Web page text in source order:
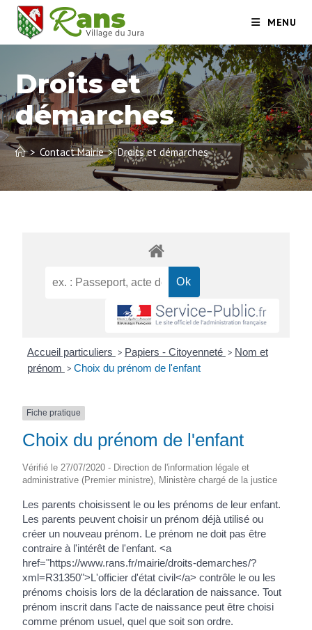
MENU
Droits et
démarches
> Contact Mairie > Droits et démarches
Accueil particuliers > Papiers - Citoyenneté > Nom et
prénom > Choix du prénom de l'enfant
Fiche pratique
Choix du prénom de l'enfant
Vérifié le 27/07/2020 - Direction de l'information légale et
administrative (Premier ministre), Ministère chargé de la justice
Les parents choisissent le ou les prénoms de leur enfant.
Les parents peuvent choisir un prénom déjà utilisé ou
créer un nouveau prénom. Le prénom ne doit pas être
contraire à l'intérêt de l'enfant. <a
href="https://www.rans.fr/mairie/droits-demarches/?
xml=R31350">L'officier d'état civil</a> contrôle le ou les
prénoms choisis lors de la déclaration de naissance. Tout
prénom inscrit dans l'acte de naissance peut être choisi
comme prénom usuel, quel que soit son ordre.